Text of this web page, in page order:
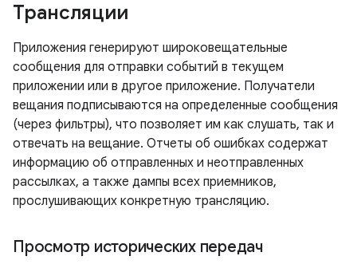
Трансляции
Приложения генерируют широковещательные
сообщения для отправки событий в текущем
приложении или в другое приложение. Получатели
вещания подписываются на определенные сообщения
(через фильтры), что позволяет им как слушать, так и
отвечать на вещание. Отчеты об ошибках содержат
информацию об отправленных и неотправленных
рассылках, а также дампы всех приемников,
прослушивающих конкретную трансляцию.
Просмотр исторических передач